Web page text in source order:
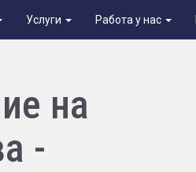
Услуги Работа у нас
на
-